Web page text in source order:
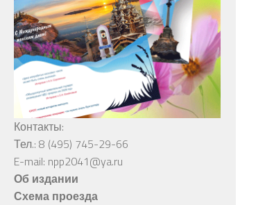
Контакты:
Тел.: 8 (495) 745-29-66
E-mail: npp2041@ya.ru
Об издании
Схема проезда